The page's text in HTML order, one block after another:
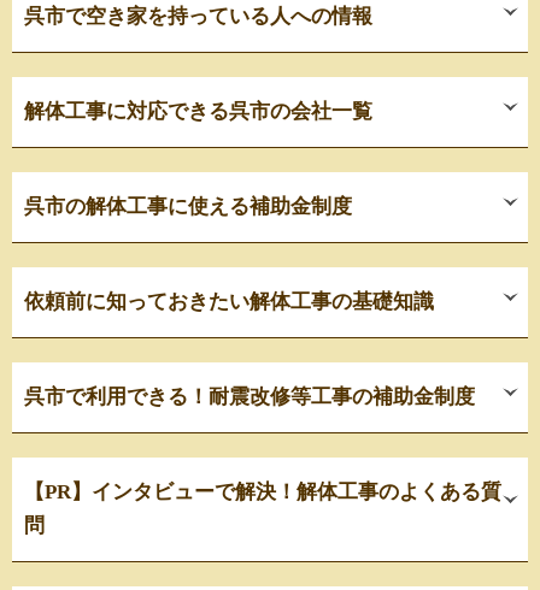
呉市で空き家を持っている人への情報
解体工事に対応できる呉市の会社一覧
呉市の解体工事に使える補助金制度
依頼前に知っておきたい解体工事の基礎知識
呉市で利用できる！耐震改修等工事の補助金制度
【PR】インタビューで解決！解体工事のよくある質
問